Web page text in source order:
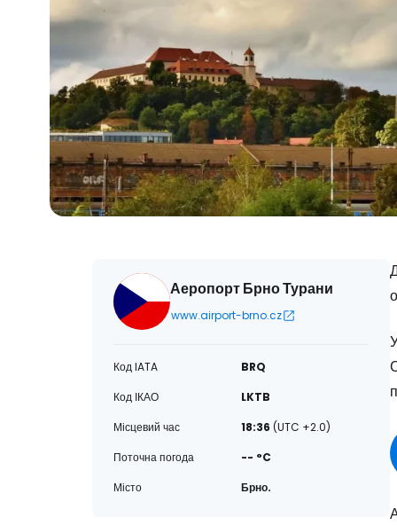
Аеропорт Брно Турани
www.airport-brno.cz
Код IATA
BRQ
Код ІКАО
LKTB
Місцевий час
18:36 (UTC +2.0)
Поточна погода
-- °C
Місто
Брно.